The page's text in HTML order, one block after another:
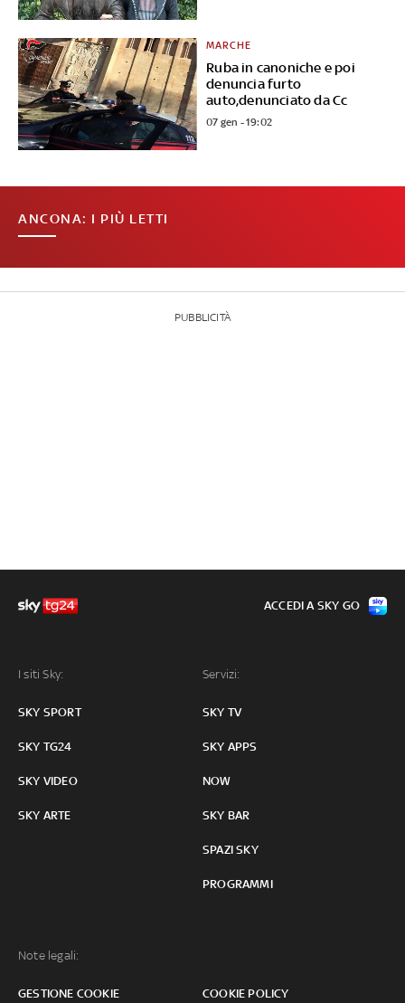
Ruba in canoniche e poi
denuncia furto
auto,denunciato da Cc
MARCHE
07 gen - 19:02
ANCONA: I PIÙ LETTI
PUBBLICITÀ
I siti Sky:
SKY SPORT
SKY TG24
SKY VIDEO
SKY ARTE
Servizi:
SKY TV
SKY APPS
NOW
SKY BAR
SPAZI SKY
PROGRAMMI
Note legali:
GESTIONE COOKIE COOKIE POLICY
ACCEDI A SKY GO